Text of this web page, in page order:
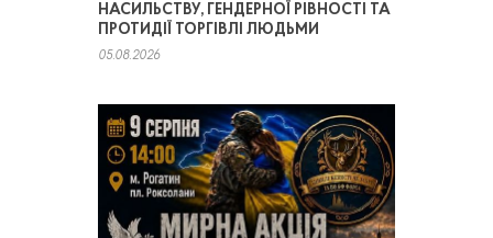
НАСИЛЬСТВУ, ГЕНДЕРНОЇ РІВНОСТІ ТА
ПРОТИДІЇ ТОРГІВЛІ ЛЮДЬМИ
05.08.2026